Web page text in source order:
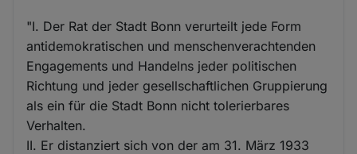
"I. Der Rat der Stadt Bonn verurteilt jede Form
antidemokratischen und menschenverachtenden
Engagements und Handelns jeder politischen
Richtung und jeder gesellschaftlichen Gruppierung
als ein für die Stadt Bonn nicht tolerierbares
Verhalten.
II. Er distanziert sich von der am 31. März 1933